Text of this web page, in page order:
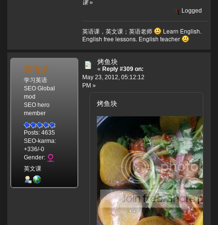
课»
Logged
英语课，英文课；英语老师
Learn English.
English free lessons. English teacher
英语课
学习英语
SEO Global
mod
SEO hero
member
Posts: 4635
SEO-karma:
+336/-0
Gender:
英文课
烤鱼块
« Reply #309 on:
May 23, 2012, 05:12:12
PM »
烤鱼块